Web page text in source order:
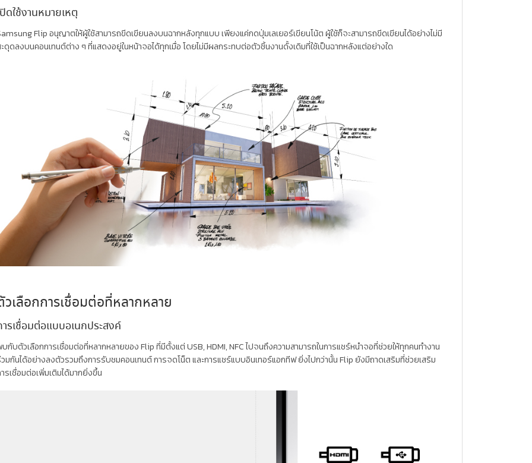
ดใช้งานหมายเหตุ
Flip อนุญาตให้ผู้ใช้สามารถขีดเขียนลงบนฉากหลังทุกแบบ เพียงแค่กดปุ่มเลเยอร์เขียนโน้ต ผู้ใช้ก็จะสามารถขีดเขียนได้อย่างไม่มี
ดุดลงบนคอนเทนต์ต่าง ๆ ที่แสดงอยู่ในหน้าจอได้ทุกเมื่อ โดยไม่มีผลกระทบต่อตัวชิ้นงานดั้งเดิมที่ใช้เป็นฉากหลังแต่อย่างใด
เลือกการเชื่อมต่อที่หลากหลาย
รเชื่อมต่อแบบอเนกประสงค์
กับตัวเลือกการเชื่อมต่อที่หลากหลายของ Flip ที่มีตั้งแต่ USB, HDMI, NFC ไปจนถึงความสามารถในการแชร์หนำจอที่ช่วยให้ทุกคนทำงาน
มกันได้อย่างลงตัวรวมถึงการรับชมคอนเทนต์ การจดโน็ต และการแชร์แบบอินเทอร์แอกทีฟ ยิ่งไปกว่านั้น Flip ยังมีถาดเสริมที่ช่วยเสริม
รเชื่อมต่อเพิ่มเติมได้มากยิ่งขึ้น